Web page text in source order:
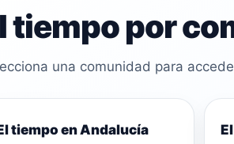
tiempo por
una comunidad para
tiempo en Andalucía